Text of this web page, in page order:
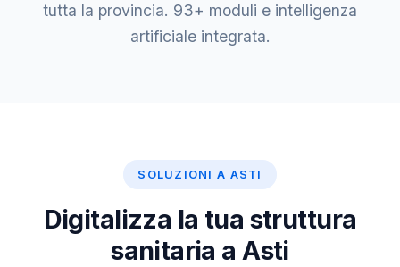
tutta la provincia. 93+ moduli e intelligenza
artificiale integrata.
SOLUZIONI A ASTI
Digitalizza la tua struttura
sanitaria a Asti